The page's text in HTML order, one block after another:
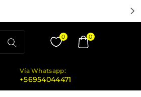
0 0
Vía Whatsapp:
+56954044471